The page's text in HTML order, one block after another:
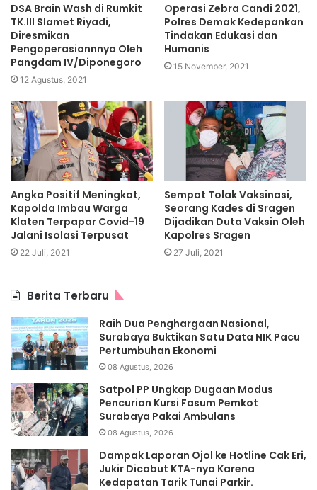
DSA Brain Wash di Rumkit
TK.III Slamet Riyadi,
Diresmikan
Pengoperasiannnya Oleh
Pangdam IV/Diponegoro
12 Agustus, 2021
Operasi Zebra Candi 2021,
Polres Demak Kedepankan
Tindakan Edukasi dan
Humanis
15 November, 2021
Angka Positif Meningkat,
Kapolda Imbau Warga
Klaten Terpapar Covid-19
Jalani Isolasi Terpusat
22 Juli, 2021
Sempat Tolak Vaksinasi,
Seorang Kades di Sragen
Dijadikan Duta Vaksin Oleh
Kapolres Sragen
27 Juli, 2021
Berita Terbaru
Raih Dua Penghargaan Nasional,
Surabaya Buktikan Satu Data NIK Pacu
Pertumbuhan Ekonomi
08 Agustus, 2026
Satpol PP Ungkap Dugaan Modus
Pencurian Kursi Fasum Pemkot
Surabaya Pakai Ambulans
08 Agustus, 2026
Dampak Laporan Ojol ke Hotline Cak Eri,
Jukir Dicabut KTA-nya Karena
Kedapatan Tarik Tunai Parkir.